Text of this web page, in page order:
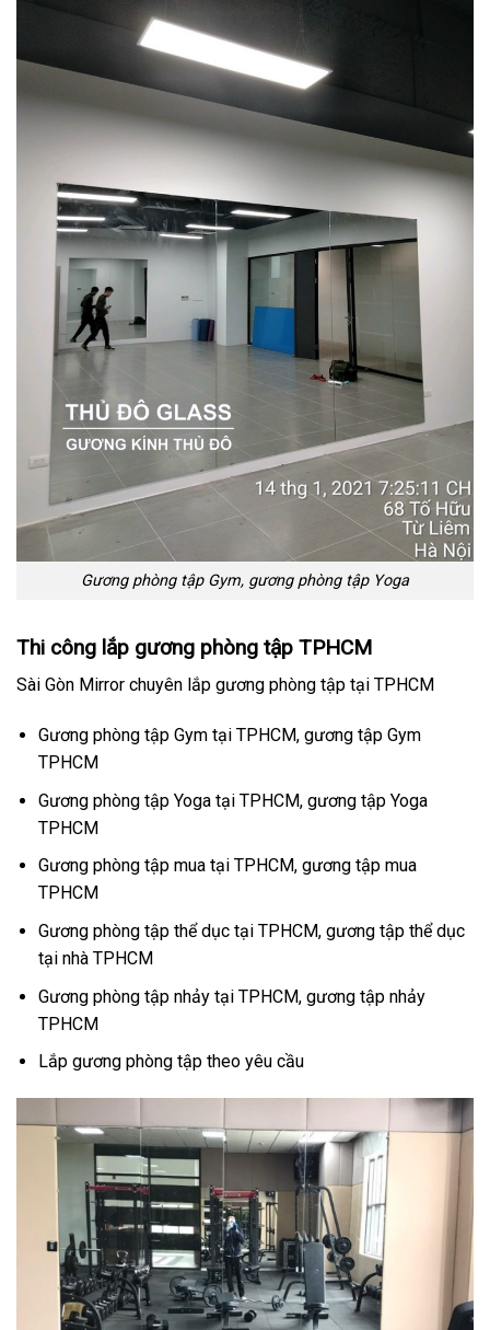
Gương phòng tập Gym, gương phòng tập Yoga
Thi công lắp gương phòng tập TPHCM
Sài Gòn Mirror chuyên lắp gương phòng tập tại TPHCM
Gương phòng tập Gym tại TPHCM, gương tập Gym
TPHCM
Gương phòng tập Yoga tại TPHCM, gương tập Yoga
TPHCM
Gương phòng tập mua tại TPHCM, gương tập mua
TPHCM
Gương phòng tập thể dục tại TPHCM, gương tập thể dục
tại nhà TPHCM
Gương phòng tập nhảy tại TPHCM, gương tập nhảy
TPHCM
Lắp gương phòng tập theo yêu cầu